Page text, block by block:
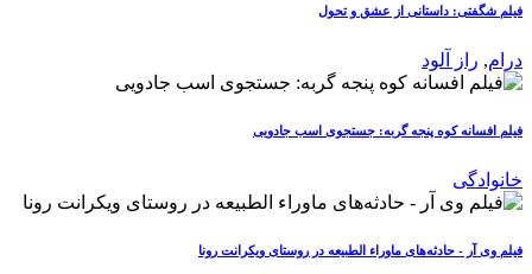
فیلم شگفتی: داستانی از عشق و تحول
درام, راز آلود
فیلم افسانه کوه پنجه گربه: جستجوی اسب جادویی
خانوادگی
فیلم وی آر - حادثه‌های ماوراء الطبیعه در روستای ویکرانت رونا